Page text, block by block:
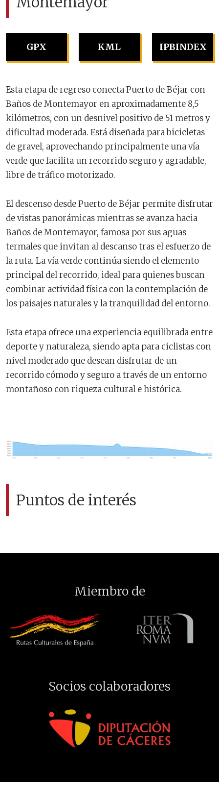
GPX KML IPBINDEX
Esta etapa de regreso conecta Puerto de Béjar con
Baños de Montemayor en aproximadamente 8,5
kilómetros, con un desnivel positivo de 51 metros y
dificultad moderada. Está diseñada para bicicletas
de gravel, aprovechando principalmente una vía
verde que facilita un recorrido seguro y agradable,
libre de tráfico motorizado.
El descenso desde Puerto de Béjar permite disfrutar
de vistas panorámicas mientras se avanza hacia
Baños de Montemayor, famosa por sus aguas
termales que invitan al descanso tras el esfuerzo de
la ruta. La vía verde continúa siendo el elemento
principal del recorrido, ideal para quienes buscan
combinar actividad física con la contemplación de
los paisajes naturales y la tranquilidad del entorno.
Esta etapa ofrece una experiencia equilibrada entre
deporte y naturaleza, siendo apta para ciclistas con
nivel moderado que desean disfrutar de un
recorrido cómodo y seguro a través de un entorno
montañoso con riqueza cultural e histórica.
Puntos de interés
Miembro de
Socios colaboradores